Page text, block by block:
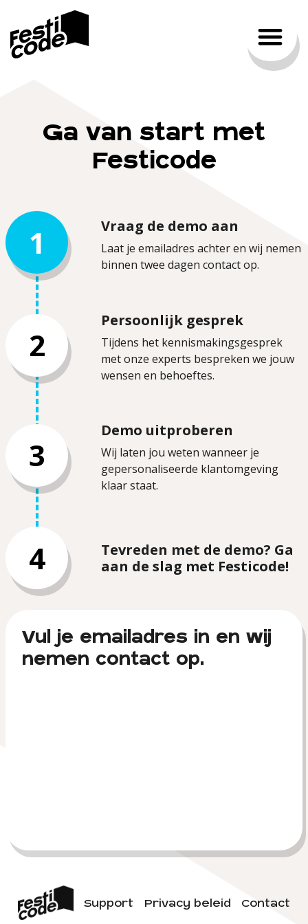
Paysystems
Ga van start met
Festicode
Vul je emailadres in en wij
nemen contact op.
Vraag de demo aan
Laat je emailadres achter en wij nemen
binnen twee dagen contact op.
1
Persoonlijk gesprek
Tijdens het kennismakingsgesprek
met onze experts bespreken we jouw
wensen en behoeftes.
2
Demo uitproberen
Wij laten jou weten wanneer je
gepersonaliseerde klantomgeving
klaar staat.
3
Tevreden met de demo? Ga
aan de slag met Festicode!
4
Support Privacy beleid Contact